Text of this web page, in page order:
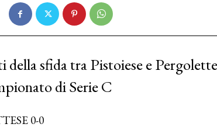
sfida tra Pistoiese e
di Serie C
0-0